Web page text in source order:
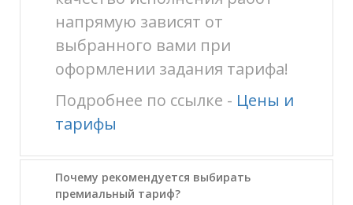
напрямую зависят от
выбранного вами при
оформлении задания тарифа!
Подробнее по ссылке - Цены и
тарифы
Почему рекомендуется выбирать
премиальный тариф?